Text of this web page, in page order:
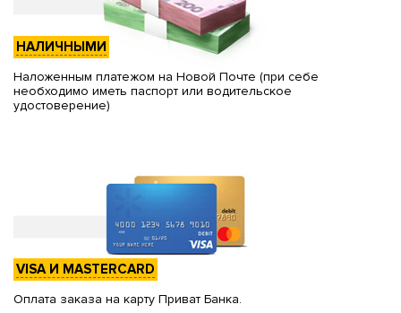
НАЛИЧНЫМИ
Наложенным платежом на Новой Почте (при себе
необходимо иметь паспорт или водительское
удостоверение)
VISA И MASTERCARD
Оплата заказа на карту Приват Банка.